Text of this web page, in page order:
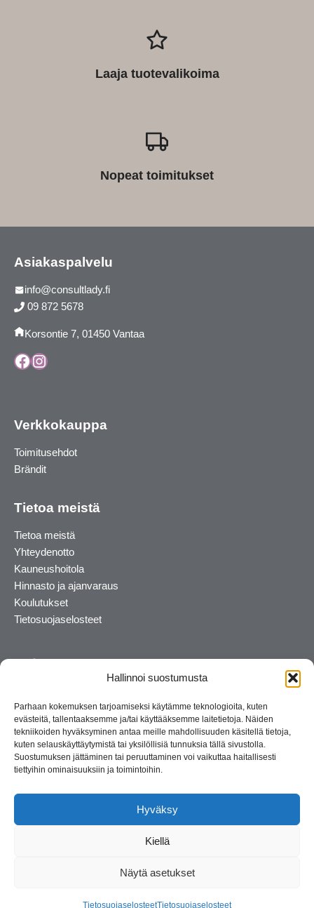
Hallinnoi suostumusta
Parhaan kokemuksen tarjoamiseksi käytämme teknologioita, kuten
evästeitä, tallentaaksemme ja/tai käyttääksemme laitetietoja. Näiden
tekniikoiden hyväksyminen antaa meille mahdollisuuden käsitellä tietoja,
kuten selauskäyttäytymistä tai yksilöllisiä tunnuksia tällä sivustolla.
Suostumuksen jättäminen tai peruuttaminen voi vaikuttaa haitallisesti
tiettyihin ominaisuuksiin ja toimintoihin.
Hyväksy
Kiellä
Näytä asetukset
TietosuojaselosteetTietosuojaselosteet
Laaja tuotevalikoima
Nopeat toimitukset
Asiakaspalvelu
info@consultlady.fi
09 872 5678
Korsontie 7, 01450 Vantaa
Facebook
Instagram
Verkkokauppa
Toimitusehdot
Brändit
Tietoa meistä
Tietoa meistä
Yhteydenotto
Kauneushoitola
Hinnasto ja ajanvaraus
Koulutukset
Tietosuojaselosteet
perheyritys yli 35 vuotta.
© 2026 Consult Lady